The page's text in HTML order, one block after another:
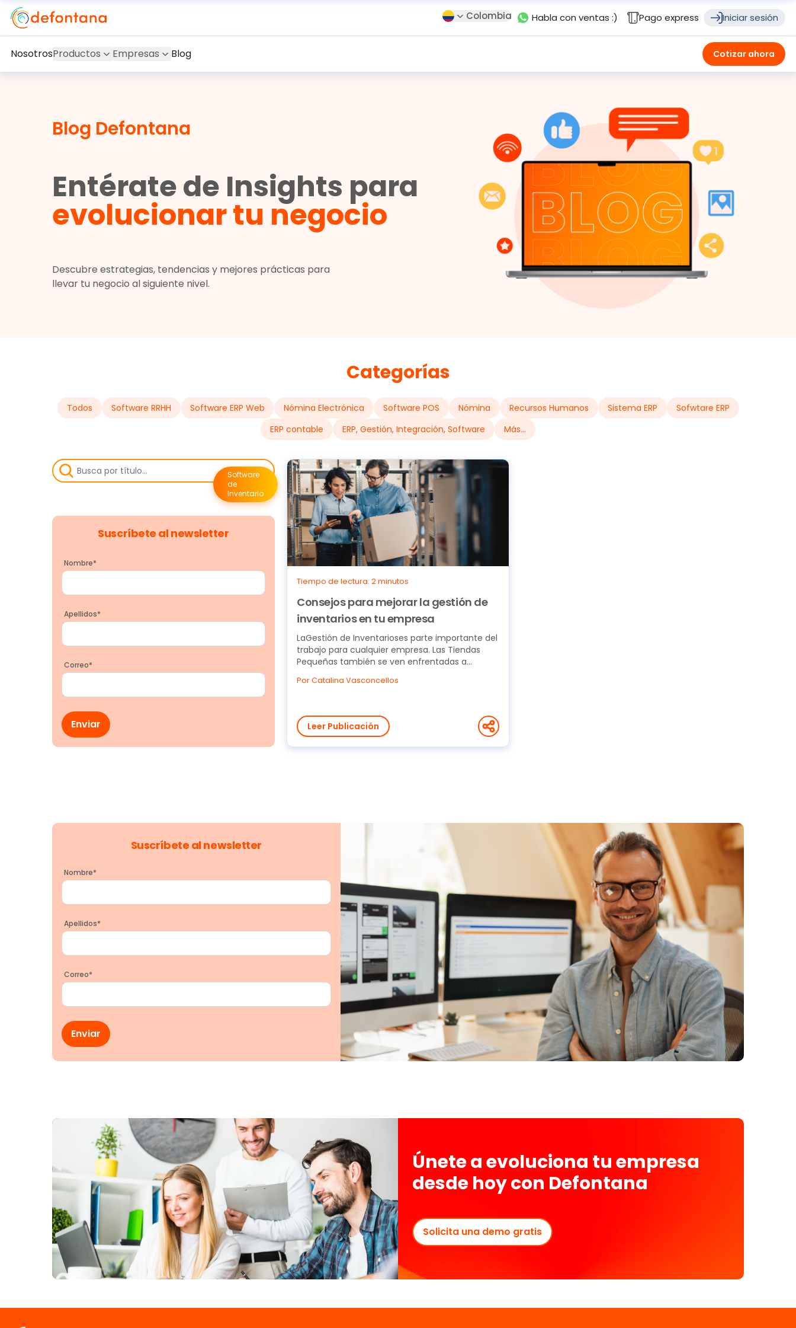
Colombia Habla con ventas :) Pago express Iniciar sesión
Cotizar ahora
NosotrosProductos Empresas Blog
Blog Defontana
Entérate de Insights para
evolucionar tu negocio
Descubre estrategias, tendencias y mejores prácticas para
llevar tu negocio al siguiente nivel.
Categorías
Todos Software RRHH Software ERP Web Nómina Electrónica Software POS Nómina Recursos Humanos Sistema ERP
Sofwtare ERP
ERP contable
ERP, Gestión, Integración, Software Más...
Suscríbete al newsletter
Nombre*
Apellidos*
Correo*
Software
de
Inventario
Tiempo de lectura: 2 minutos
Consejos para mejorar la gestión de
inventarios en tu empresa
LaGestión de Inventarioses parte importante del
trabajo para cualquier empresa. Las Tiendas
Pequeñas también se ven enfrentadas a
Por Catalina Vasconcellos
Leer Publicación
Suscríbete al newsletter
Nombre*
Apellidos*
Correo*
Únete a evoluciona tu empresa
desde hoy con Defontana
Solicita una demo gratis